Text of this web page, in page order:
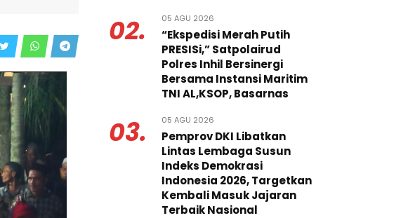
02. 05 AGU 2026
“Ekspedisi Merah Putih
PRESISi,” Satpolairud
Polres Inhil Bersinergi
Bersama Instansi Maritim
TNI AL,KSOP, Basarnas
03. 05 AGU 2026
Pemprov DKI Libatkan
Lintas Lembaga Susun
Indeks Demokrasi
Indonesia 2026, Targetkan
Kembali Masuk Jajaran
Terbaik Nasional